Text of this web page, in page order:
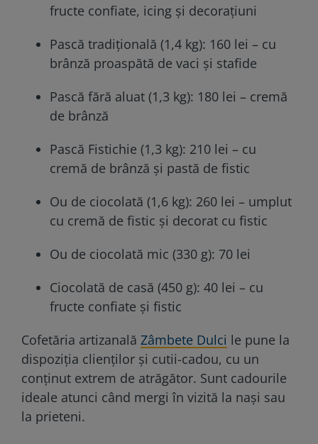
fructe confiate, icing și decorațiuni
Pască tradițională (1,4 kg): 160 lei – cu
brânză proaspătă de vaci și stafide
Pască fără aluat (1,3 kg): 180 lei – cremă
de brânză
Pască Fistichie (1,3 kg): 210 lei – cu
cremă de brânză și pastă de fistic
Ou de ciocolată (1,6 kg): 260 lei – umplut
cu cremă de fistic și decorat cu fistic
Ou de ciocolată mic (330 g): 70 lei
Ciocolată de casă (450 g): 40 lei – cu
fructe confiate și fistic
Cofetăria artizanală Zâmbete Dulci le pune la
dispoziția clienților și cutii-cadou, cu un
conținut extrem de atrăgător. Sunt cadourile
ideale atunci când mergi în vizită la nași sau
la prieteni.